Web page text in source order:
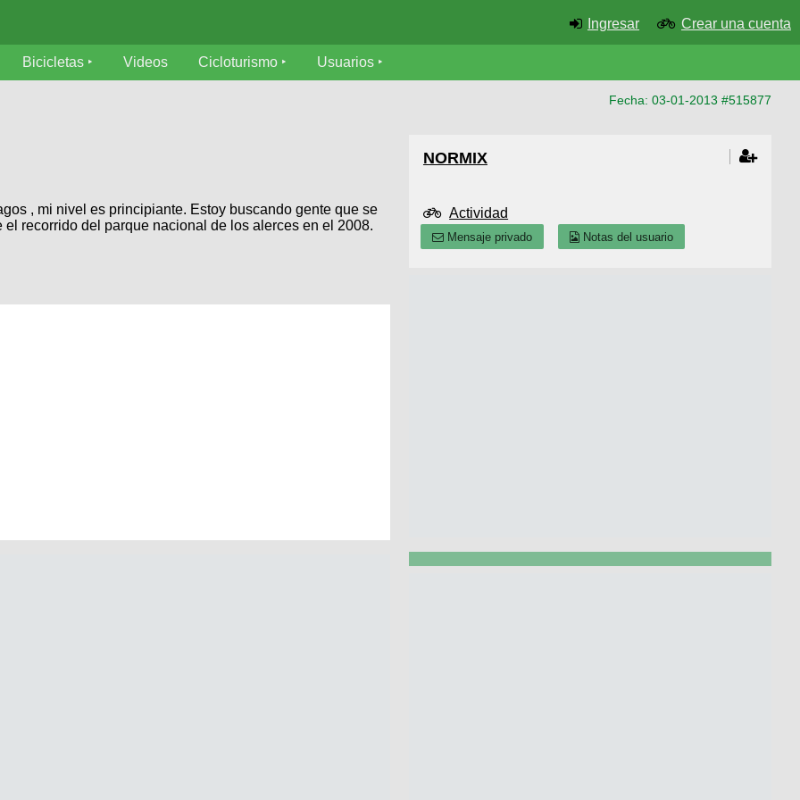
Ingresar Crear una cuenta
Bicicletas Videos Cicloturismo Usuarios
Fecha: 03-01-2013 #515877
, mi nivel es principiante. Estoy buscando gente que se
recorrido del parque nacional de los alerces en el 2008.
NORMIX
Actividad
Mensaje privado Notas del usuario